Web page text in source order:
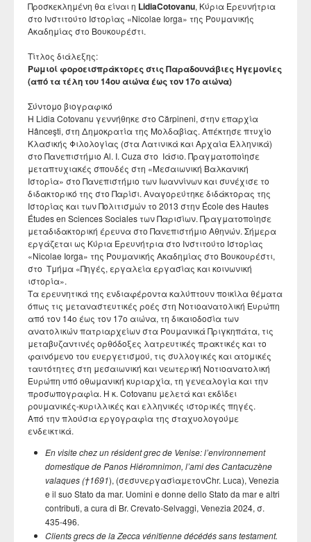
Διάρκεια φοίτησης
Κατατακτήριες εξετάσεις
Τοπική Ιστορία, Πολιτισμός και Προστασία της
Αρχιτεκτονικής Κληρονομιάς: Διεπιστημονικές
Προσεγγίσεις και Ψηφιακές Εφαρμογές
Πολιτισμικές Σπουδές: Νέος Ελληνισμός και Βαλκάνια
Σύμβουλος σπουδών
ΔΟΑΤΑΠ
Laboratory of Modern and Contemporary History
Laboratory of Technology, Research, and Applications in
Education
Healthcare
Student Counselling and Accessibility Service
Σύλλογος αποφοίτων
Departmental activities
Regulations for Undergraduate Dissertations
Regulations for Postdoctoral Research
Library Regulations
Contact
Προσκεκλημένη θα είναι η LidiaCotovanu, Κύρια Ερευνήτρια
στο Ινστιτούτο Ιστορίας «Nicolae Iorga» της Ρουμανικής
Ακαδημίας στο Βουκουρέστι.
Τίτλος διάλεξης:
Ρωμιοί φoροεισπράκτoρες στις Παραδουνάβιες Ηγεμονίες
(από τα τέλη του 14ου αιώνα έως τον 17ο αιώνα)
Σύντομο βιογραφικό
H Lidia Cotovanu γεννήθηκε στο Cărpineni, στην επαρχία
Hânceşti, στη Δημοκρατία της Μολδαβίας. Απέκτησε πτυχίο
Κλασικής Φιλολογίας (στα Λατινικά και Αρχαία Ελληνικά)
στο Πανεπιστήμιο Al. I. Cuza στο Ιάσιο. Πραγματοποίησε
μεταπτυχιακές σπουδές στη «Μεσαιωνική Βαλκανική
Ιστορία» στο Πανεπιστήμιο των Ιωαννίνων και συνέχισε το
διδακτορικό της στο Παρίσι. Αναγορεύτηκε διδάκτορας της
Ιστορίας και των Πολιτισμών το 2013 στην École des Hautes
Études en Sciences Sociales των Παρισίων. Πραγματοποίησε
μεταδιδακτορική έρευνα στο Πανεπιστήμιο Αθηνών. Σήμερα
εργάζεται ως Κύρια Ερευνήτρια στο Ινστιτούτο Ιστορίας
«Nicolae Iorga» της Ρουμανικής Ακαδημίας στο Βουκουρέστι,
στο Τμήμα «Πηγές, εργαλεία εργασίας και κοινωνική
ιστορία».
Τα ερευνητικά της ενδιαφέροντα καλύπτουν ποικίλα θέματα
όπως τις μεταναστευτικές ροές στη Νοτιοανατολική Ευρώπη
από τον 14ο έως τον 17ο αιώνα, τη δικαιοδοσία των
ανατολικών πατριαρχείων στα Ρουμανικά Πριγκηπάτα, τις
μεταβυζαντινές ορθόδοξες λατρευτικές πρακτικές και το
φαινόμενο του ευεργετισμού, τις συλλογικές και ατομικές
ταυτότητες στη μεσαιωνική και νεωτερική Νοτιοανατολική
Ευρώπη υπό οθωμανική κυριαρχία, τη γενεαλογία και την
προσωπογραφία. Η κ. Cotovanu μελετά και εκδίδει
ρουμανικές-κυριλλικές και ελληνικές ιστορικές πηγές.
Από την πλούσια εργογραφία της σταχυολογούμε
ενδεικτικά.
En visite chez un résident grec de Venise: l’environnement
domestique de Panos Hiéromnimon, l’ami des Cantacuzène
valaques (†1691), (σεσυνεργασίαμετονChr. Luca), Venezia
e il suo Stato da mar. Uomini e donne dello Stato da mar e altri
contributi, a cura di Br. Crevato-Selvaggi, Venezia 2024, σ.
435-496.
Clients grecs de la Zecca vénitienne décédés sans testament.